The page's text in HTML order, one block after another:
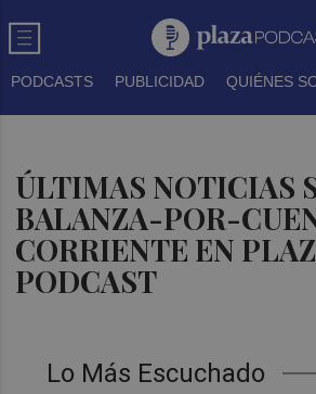
PODCASTS PUBLICIDAD QUIÉNES
ÚLTIMAS NOTICIAS
BALANZA-POR-
CORRIENTE EN
PODCAST
Lo Más Escuchado